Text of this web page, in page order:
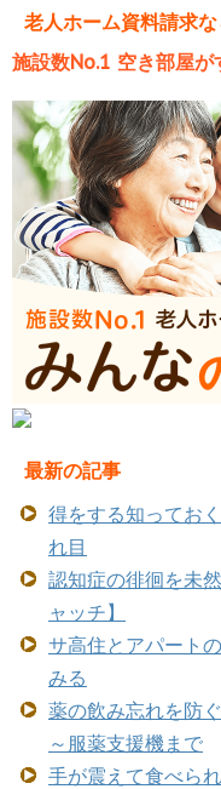
老人ホーム資料請求
施設数No.1 空き部屋が
最新の記事
得をする知ってお
れ目
認知症の徘徊を未
ャッチ】
サ高住とアパート
みる
薬の飲み忘れを防
～服薬支援機まで
手が震えて食べら